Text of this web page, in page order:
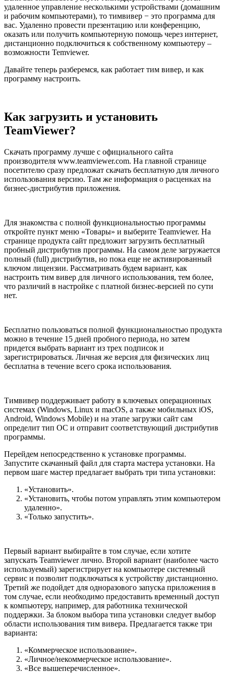
удаленное управление несколькими устройствами (домашним
и рабочим компьютерами), то тимвивер − это программа для
вас. Удаленно провести презентацию или конференцию,
оказать или получить компьютерную помощь через интернет,
дистанционно подключиться к собственному компьютеру –
возможности Temviewer.
Давайте теперь разберемся, как работает тим вивер, и как
программу настроить.
Как загрузить и установить
TeamViewer?
Скачать программу лучше с официального сайта
производителя www.teamviewer.com. На главной странице
посетителю сразу предложат скачать бесплатную для личного
использования версию. Там же информация о расценках на
бизнес-дистрибутив приложения.
Для знакомства с полной функциональностью программы
откройте пункт меню «Товары» и выберите Teamviewer. На
странице продукта сайт предложит загрузить бесплатный
пробный дистрибутив программы. На самом деле загружается
полный (full) дистрибутив, но пока еще не активированный
ключом лицензии. Рассматривать будем вариант, как
настроить тим вивер для личного использования, тем более,
что различий в настройке с платной бизнес-версией по сути
нет.
Бесплатно пользоваться полной функциональностью продукта
можно в течение 15 дней пробного периода, но затем
придется выбрать вариант из трех подписок и
зарегистрироваться. Личная же версия для физических лиц
бесплатна в течение всего срока использования.
Тимвивер поддерживает работу в ключевых операционных
системах (Windows, Linux и macOS, а также мобильных iOS,
Android, Windows Mobile) и на этапе загрузки сайт сам
определит тип ОС и отправит соответствующий дистрибутив
программы.
Перейдем непосредственно к установке программы.
Запустите скачанный файл для старта мастера установки. На
первом шаге мастер предлагает выбрать три типа установки:
«Установить».
«Установить, чтобы потом управлять этим компьютером
удаленно».
«Только запустить».
Первый вариант выбирайте в том случае, если хотите
запускать Teamviewer лично. Второй вариант (наиболее часто
используемый) зарегистрирует на компьютере системный
сервис и позволит подключаться к устройству дистанционно.
Третий же подойдет для одноразового запуска приложения в
том случае, если необходимо предоставить временный доступ
к компьютеру, например, для работника технической
поддержки. За блоком выбора типа установки следует выбор
области использования тим вивера. Предлагается также три
варианта:
«Коммерческое использование».
«Личное/некоммерческое использование».
«Все вышеперечисленное».